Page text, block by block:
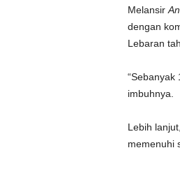
Melansir
dengan
Lebaran
“Sebanyak
imbuhnya.
Lebih
memenuhi